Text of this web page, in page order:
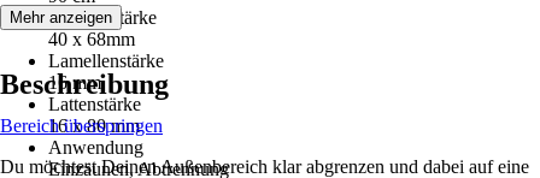
Rahmenstärke
40 x 68mm
Lamellenstärke
16 mm
Lattenstärke
16 x 80 mm
Anwendung
Einzäunen, Abtrennung
Mehr anzeigen
Beschreibung
Bereich überspringen
Du möchtest Deinen Außenbereich klar abgrenzen und dabei auf eine